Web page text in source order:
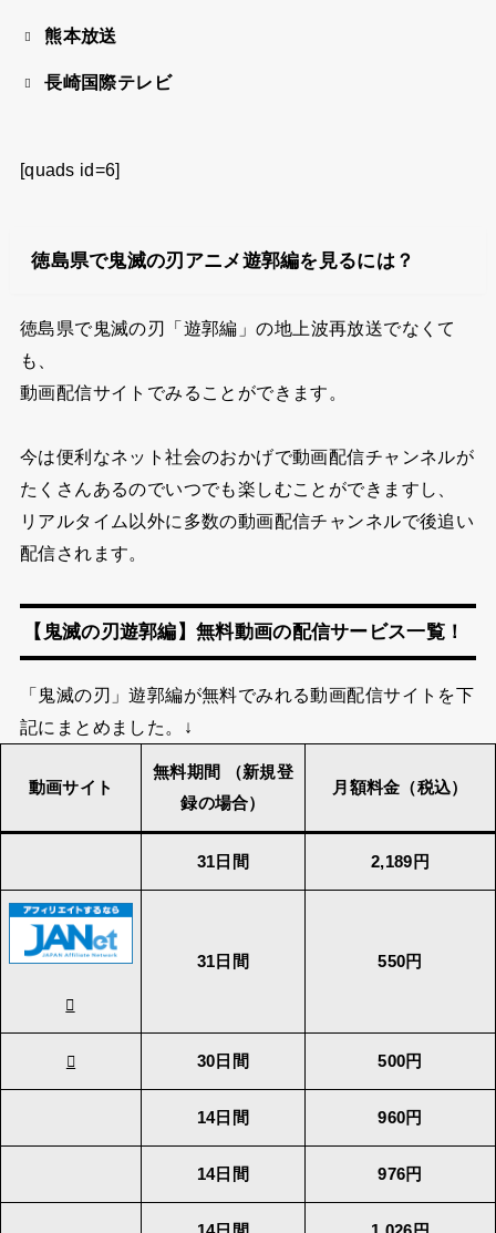
熊本放送
長崎国際テレビ
[quads id=6]
徳島県で鬼滅の刃アニメ遊郭編を見るには？
徳島県で鬼滅の刃「遊郭編」の地上波再放送でなくて
も、
動画配信サイトでみることができます。
今は便利なネット社会のおかげで動画配信チャンネルが
たくさんあるのでいつでも楽しむことができますし、
リアルタイム以外に多数の動画配信チャンネルで後追い
配信されます。
【鬼滅の刃遊郭編】無料動画の配信サービス一覧！
「鬼滅の刃」遊郭編が無料でみれる動画配信サイトを下
記にまとめました。↓
動画サイト
無料期間 （新規登
録の場合）
月額料金（税込）
31日間 2,189円
31日間 550円
30日間 500円
14日間 960円
14日間 976円